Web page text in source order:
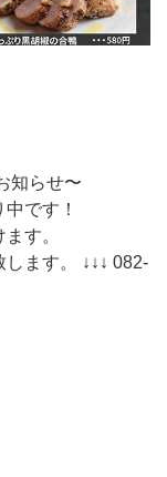
知らせ〜
です！
す。
ます。 ↓↓↓ 082-